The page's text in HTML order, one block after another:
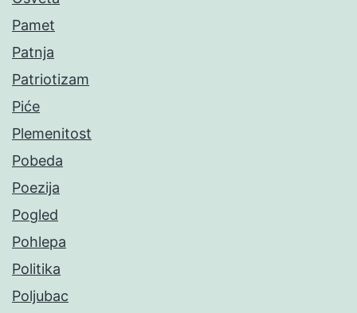
Pamet
Patnja
Patriotizam
Piće
Plemenitost
Pobeda
Poezija
Pogled
Pohlepa
Politika
Poljubac